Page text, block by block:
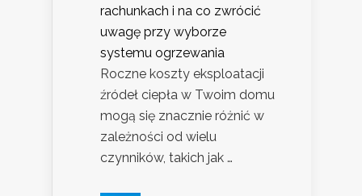
rachunkach i na co zwrócić
uwagę przy wyborze
systemu ogrzewania
Roczne koszty eksploatacji
źródeł ciepła w Twoim domu
mogą się znacznie różnić w
zależności od wielu
czynników, takich jak …